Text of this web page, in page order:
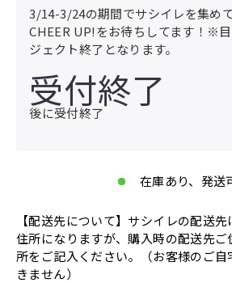
3/14-3/24の期間でサシイレを集め
CHEER UP!をお待ちしてます！※
ジェクト終了となります。
受付終了
後に受付終了
在庫あり、発送
【配送先について】サシイレの配送
住所になりますが、購入時の配送先
所をご記入ください。（お客様のご
きません）